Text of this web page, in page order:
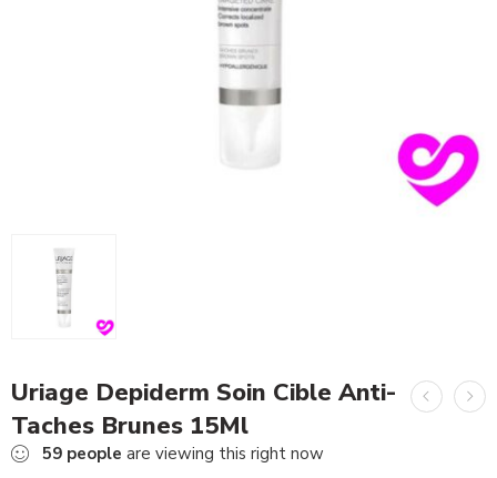
Uriage Depiderm Soin Cible Anti-
Taches Brunes 15Ml
59 people are viewing this right now